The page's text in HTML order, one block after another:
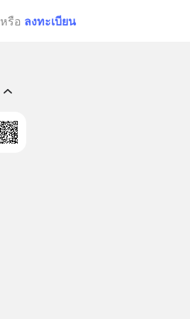
หรือ ลงทะเบียน